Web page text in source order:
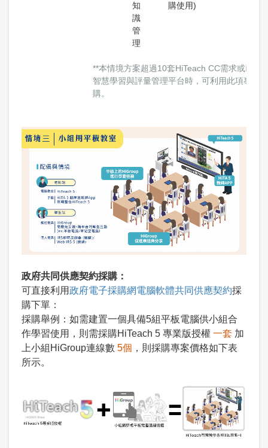
知
識
管
理
購使用)
**本情境方案超過10套HiTeach CC需求或已有
智慧學習與評量管理平台時，可利用此項專案
購。
政府共同供應契約採購：
可直接利用政府電子採購網電腦軟體共同供應契約採
購下單：
採購舉例：如需建置一個具備5組平板電腦供小組合
作學習使用，則需採購HiTeach 5 專業版授權 一套 加
上小組HiGroup連線數 5個 ，則採購專案價格如下表
所示。